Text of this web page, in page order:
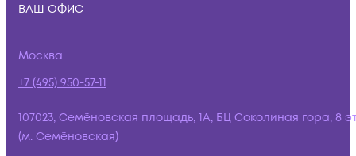
ВАШ ОФИС
Москва
+7 (495) 950-57-11
107023, Семёновская площадь, 1А, БЦ Соколиная гора, 8
(м. Семёновская)